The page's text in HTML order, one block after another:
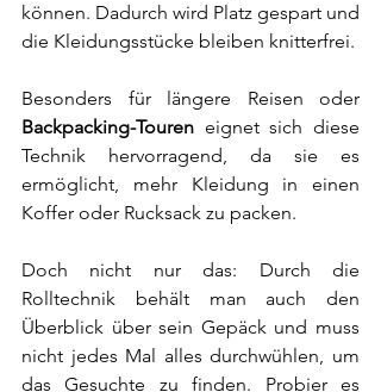
können. Dadurch wird Platz gespart und
die Kleidungsstücke bleiben knitterfrei.
Backpacking-Touren eignet sich diese
Technik hervorragend, da sie es
ermöglicht, mehr Kleidung in einen
Koffer oder Rucksack zu packen.
Doch nicht nur das: Durch die
Rolltechnik behält man auch den
Überblick über sein Gepäck und muss
nicht jedes Mal alles durchwühlen, um
das Gesuchte zu finden. Probier es